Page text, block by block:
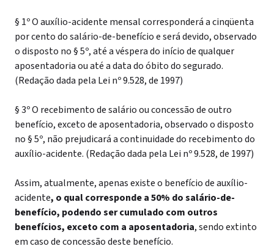
§ 1º O auxílio-acidente mensal corresponderá a cinqüenta
por cento do salário-de-benefício e será devido, observado
o disposto no § 5º, até a véspera do início de qualquer
aposentadoria ou até a data do óbito do segurado.
(Redação dada pela Lei nº 9.528, de 1997)
§ 3º O recebimento de salário ou concessão de outro
benefício, exceto de aposentadoria, observado o disposto
no § 5º, não prejudicará a continuidade do recebimento do
auxílio-acidente. (Redação dada pela Lei nº 9.528, de 1997)
Assim, atualmente, apenas existe o benefício de auxílio-
acidente, o qual corresponde a 50% do salário-de-
benefício, podendo ser cumulado com outros
benefícios, exceto com a aposentadoria, sendo extinto
em caso de concessão deste benefício.